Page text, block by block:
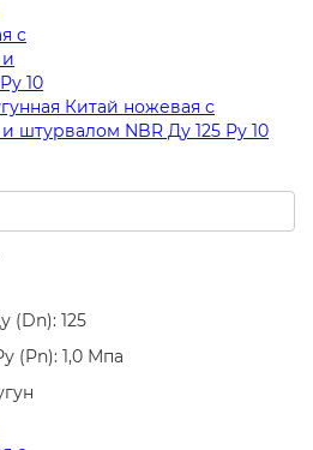
Китай ножевая с
NBR Ду 125 Ру 10
(Dn): 125
(Pn): 1,0 Мпа